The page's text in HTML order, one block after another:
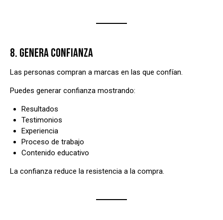
8. GENERA CONFIANZA
Las personas compran a marcas en las que confían.
Puedes generar confianza mostrando:
Resultados
Testimonios
Experiencia
Proceso de trabajo
Contenido educativo
La confianza reduce la resistencia a la compra.